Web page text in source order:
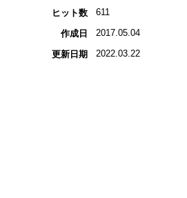
ヒット数
611
作成日 2017.05.04
更新日期 2022.03.22